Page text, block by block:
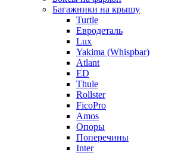
Багажники на крышу
Turtle
Евродеталь
Lux
Yakima (Whispbar)
Atlant
ED
Thule
Rollster
FicoPro
Amos
Опоры
Поперечины
Inter